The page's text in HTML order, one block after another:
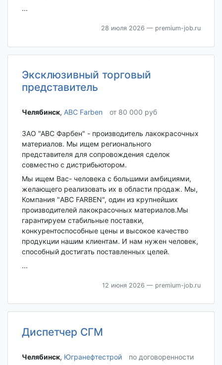
...
28 июля 2026 — premium-job.ru
Эксклюзивный торговый
представитель
Челябинск‎, ABC Farben от 80 000 руб
ЗАО "АВС Фарбен" - производитель лакокрасочных
материалов. Мы ищем регионального
представителя для сопровождения сделок
совместно с дистрибьютором.
Мы ищем Вас- человека с большими амбициями,
желающего реализовать их в области продаж. Мы,
Компания "ABC FARBEN", один из крупнейших
производителей лакокрасочных материалов.Мы
гарантируем стабильные поставки,
конкурентоспособные цены и высокое качество
продукции нашим клиентам. И нам нужен человек,
способный достигать поставленных целей.
...
12 июня 2026 — premium-job.ru
Диспетчер СГМ
Челябинск‎, Югранефтестрой по договоренности